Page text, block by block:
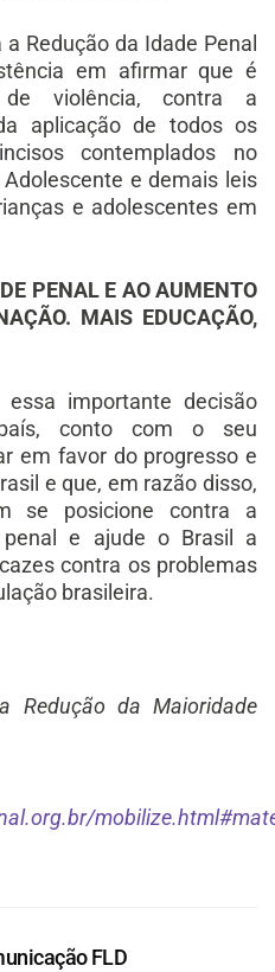
Redução da Idade Penal
em afirmar que é
violência, contra a
aplicação de todos os
contemplados no
e demais leis
e adolescentes em
PENAL E AO AUMENTO
MAIS EDUCAÇÃO,
importante decisão
conto com o seu
em favor do progresso e
e que, em razão disso,
se posicione contra a
penal e ajude o Brasil a
contra os problemas
brasileira.
Redução da Maioridade
FLD